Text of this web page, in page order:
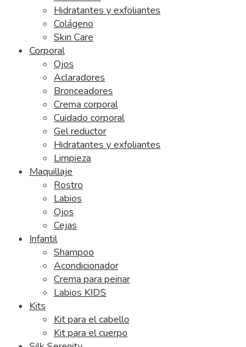
Hidratantes y exfoliantes
Colágeno
Skin Care
Corporal
Ojos
Aclaradores
Bronceadores
Crema corporal
Cuidado corporal
Gel reductor
Hidratantes y exfoliantes
Limpieza
Maquillaje
Rostro
Labios
Ojos
Cejas
Infantil
Shampoo
Acondicionador
Crema para peinar
Labios KIDS
Kits
Kit para el cabello
Kit para el cuerpo